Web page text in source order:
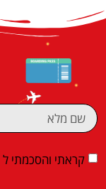
קראתי והסכמתי ל